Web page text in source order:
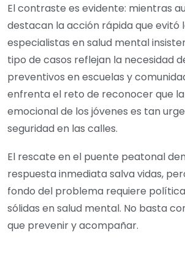
El contraste es evidente: mientras
destacan la acción rápida que evitó
especialistas en salud mental
tipo de casos reflejan la necesidad
preventivos en escuelas y
enfrenta el reto de reconocer que
emocional de los jóvenes es tan
seguridad en las calles.
El rescate en el puente peatonal
respuesta inmediata salva vidas,
fondo del problema requiere
sólidas en salud mental. No basta
que prevenir y acompañar.